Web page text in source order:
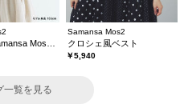
Samansa Mos2
クロシェ風ベスト
￥5,940
一覧を見る